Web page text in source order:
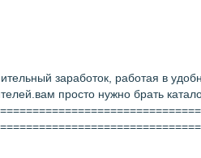
заработок, работая в
просто нужно брать